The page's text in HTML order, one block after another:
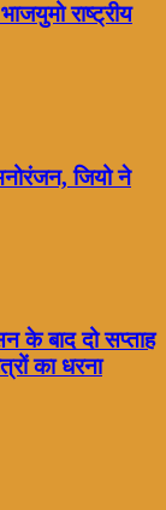
राष्ट्रीय
जियो ने
के बाद दो सप्ताह
का धरना